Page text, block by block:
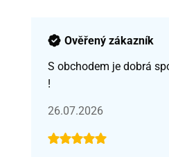
Ověřený zákazník
S obchodem je dobrá
!
26.07.2026